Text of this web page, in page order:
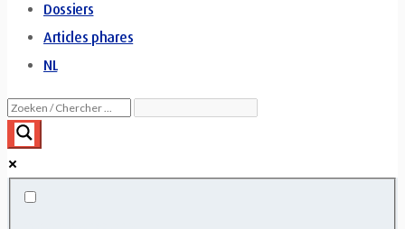
Dossiers
Articles phares
NL